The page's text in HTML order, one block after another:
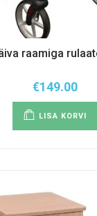
raamiga
€149.00
LISA KORVI